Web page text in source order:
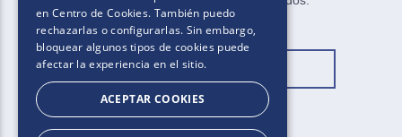
Cambiar ubicación
en Centro de Cookies. También puedo
rechazarlas o configurarlas. Sin embargo,
bloquear algunos tipos de cookies puede
afectar la experiencia en el sitio.
ACEPTAR COOKIES